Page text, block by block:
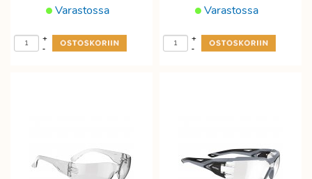
Varastossa
-
+
Varastossa
-
+